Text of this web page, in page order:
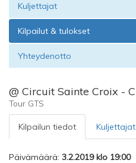
Kuljettajat
Kilpailut & tulokset
Yhteydenotto
@ Circuit Sainte Croix - C
Tour GTS
Kilpailun tiedot Kuljettajat
Päivämäärä: 3.2.2019 klo 19:00